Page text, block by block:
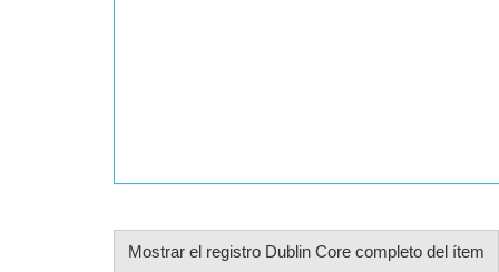
Mostrar el registro Dublin Core completo del ítem